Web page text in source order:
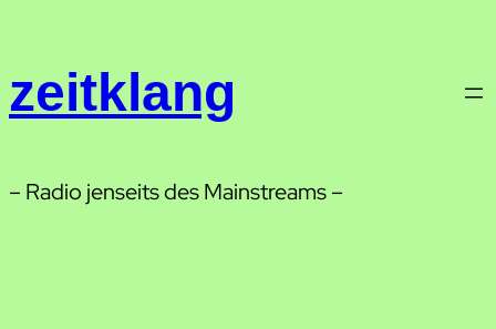
springen
zeitklang
– Radio jenseits des Mainstreams –